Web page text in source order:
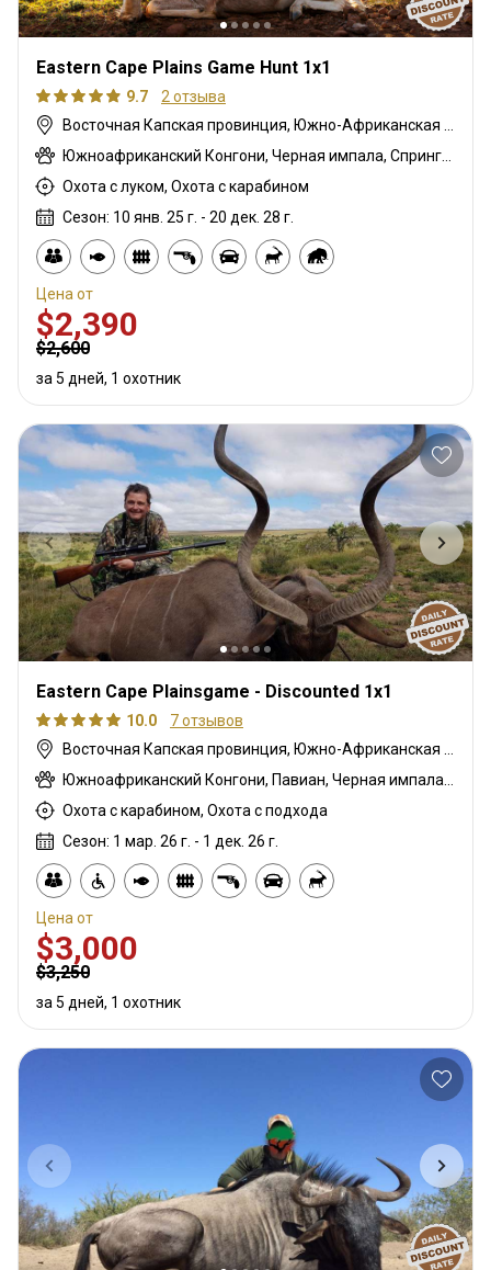
Eastern Cape Plains Game Hunt 1x1
9.7
2 отзыва
Восточная Капская провинция, Южно-Африканская Республика
Южноафриканский Конгони, Черная импала, Спрингбок чёрный, Гну белохвостый, Дукер голубой, Гну голубой, Бонтбок, Бушбок, Бушпиг (кустарниковая свинья), Буйвол африканский, Иланд капский, Спрингбок капский, Каракал, Блесбок, Дукер кустарниковый, Болотный козел, Спрингбок медный, Лань, Орикс, Жираф, Косуля, Грисбок, Импала, Антилопа прыгун, Куду, Редунка горный, Ньяла, Ориби, Страус, Личи красный, Роан, Соболь, Сахарский орикс, Стенбок, Бородавочник, Козёл водный, Бонтбок белый, Белый спрингбок, Зебра
Охота с луком, Охота с карабином
Сезон: 10 янв. 25 г. - 20 дек. 28 г.
Цена от
$2,390
$2,600
за 5 дней, 1 охотник
Eastern Cape Plainsgame - Discounted 1x1
10.0
7 отзывов
Охота с карабином, Охота с подхода
Сезон: 1 мар. 26 г. - 1 дек. 26 г.
Цена от
$3,000
$3,250
за 5 дней, 1 охотник